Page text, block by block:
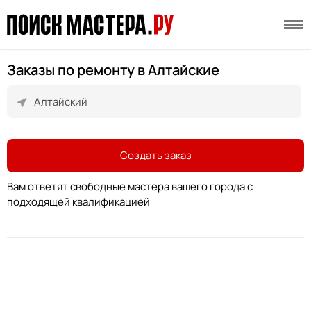
Заказы по ремонту в Алтайские
Создать заказ
Вам ответят свободные мастера вашего города с
подходящей квалификацией